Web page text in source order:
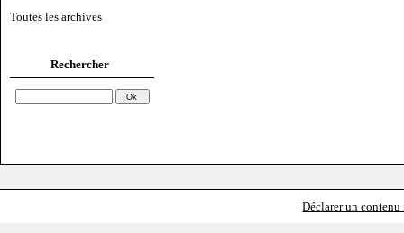
Toutes les archives
Rechercher
Déclarer un